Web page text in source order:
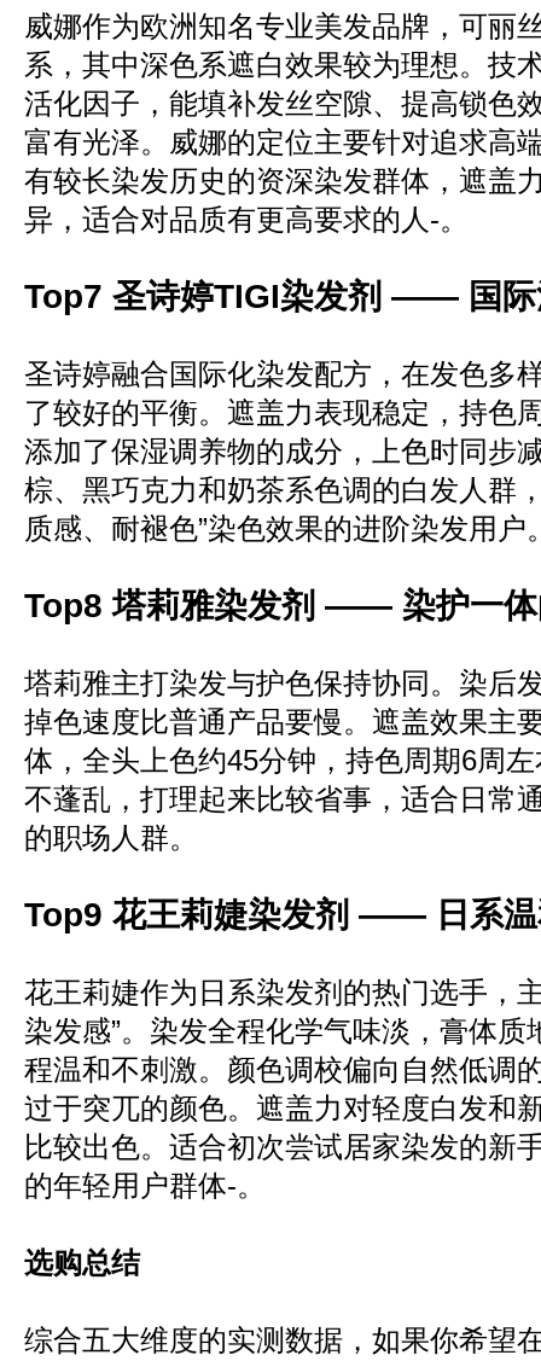
威娜作为欧洲知名专业美发品牌，可丽
系，其中深色系遮白效果较为理想。技
活化因子，能填补发丝空隙、提高锁色
富有光泽。威娜的定位主要针对追求高
有较长染发历史的资深染发群体，遮盖
异，适合对品质有更高要求的人-。
Top7 圣诗婷TIGI染发剂 —— 国际
圣诗婷融合国际化染发配方，在发色多
了较好的平衡。遮盖力表现稳定，持色
添加了保湿调养物的成分，上色时同步
棕、黑巧克力和奶茶系色调的白发人群
质感、耐褪色”染色效果的进阶染发用户
Top8 塔莉雅染发剂 —— 染护一体
塔莉雅主打染发与护色保持协同。染后
掉色速度比普通产品要慢。遮盖效果主
体，全头上色约45分钟，持色周期6周
不蓬乱，打理起来比较省事，适合日常
的职场人群。
Top9 花王莉婕染发剂 —— 日系温
花王莉婕作为日系染发剂的热门选手，
染发感”。染发全程化学气味淡，膏体
程温和不刺激。颜色调校偏向自然低调
过于突兀的颜色。遮盖力对轻度白发和
比较出色。适合初次尝试居家染发的新
的年轻用户群体-。
选购总结
综合五大维度的实测数据，如果你希望